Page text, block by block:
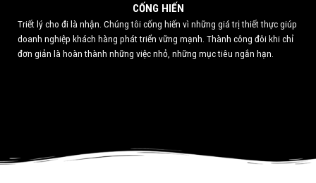
CỐNG HIẾN
Triết lý cho đi là nhận. Chúng tôi cống hiến vì những giá trị thiết thực giúp
doanh nghiệp khách hàng phát triển vững mạnh. Thành công đôi khi chỉ
đơn giản là hoàn thành những việc nhỏ, những mục tiêu ngắn hạn.